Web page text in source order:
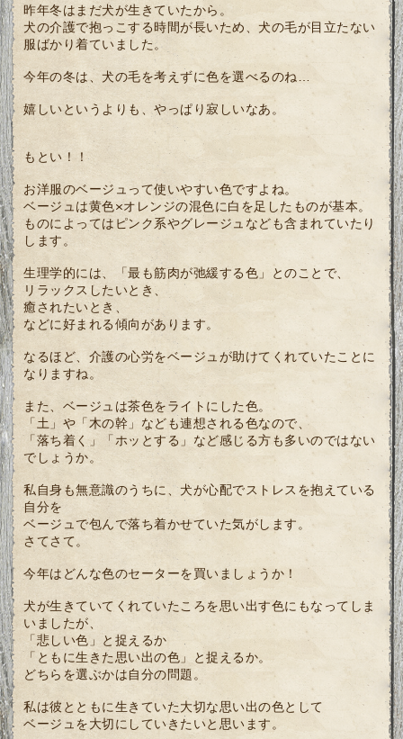
昨年冬はまだ犬が生きていたから。
犬の介護で抱っこする時間が長いため、犬の毛が目立たない
服ばかり着ていました。
今年の冬は、犬の毛を考えずに色を選べるのね…
嬉しいというよりも、やっぱり寂しいなあ。
もとい！！
お洋服のベージュって使いやすい色ですよね。
ベージュは黄色×オレンジの混色に白を足したものが基本。
ものによってはピンク系やグレージュなども含まれていたり
します。
生理学的には、「最も筋肉が弛緩する色」とのことで、
リラックスしたいとき、
癒されたいとき、
などに好まれる傾向があります。
なるほど、介護の心労をベージュが助けてくれていたことに
なりますね。
また、ベージュは茶色をライトにした色。
「土」や「木の幹」なども連想される色なので、
「落ち着く」「ホッとする」など感じる方も多いのではない
でしょうか。
私自身も無意識のうちに、犬が心配でストレスを抱えている
自分を
ベージュで包んで落ち着かせていた気がします。
さてさて。
今年はどんな色のセーターを買いましょうか！
犬が生きていてくれていたころを思い出す色にもなってしま
いましたが、
「悲しい色」と捉えるか
「ともに生きた思い出の色」と捉えるか。
どちらを選ぶかは自分の問題。
私は彼とともに生きていた大切な思い出の色として
ベージュを大切にしていきたいと思います。